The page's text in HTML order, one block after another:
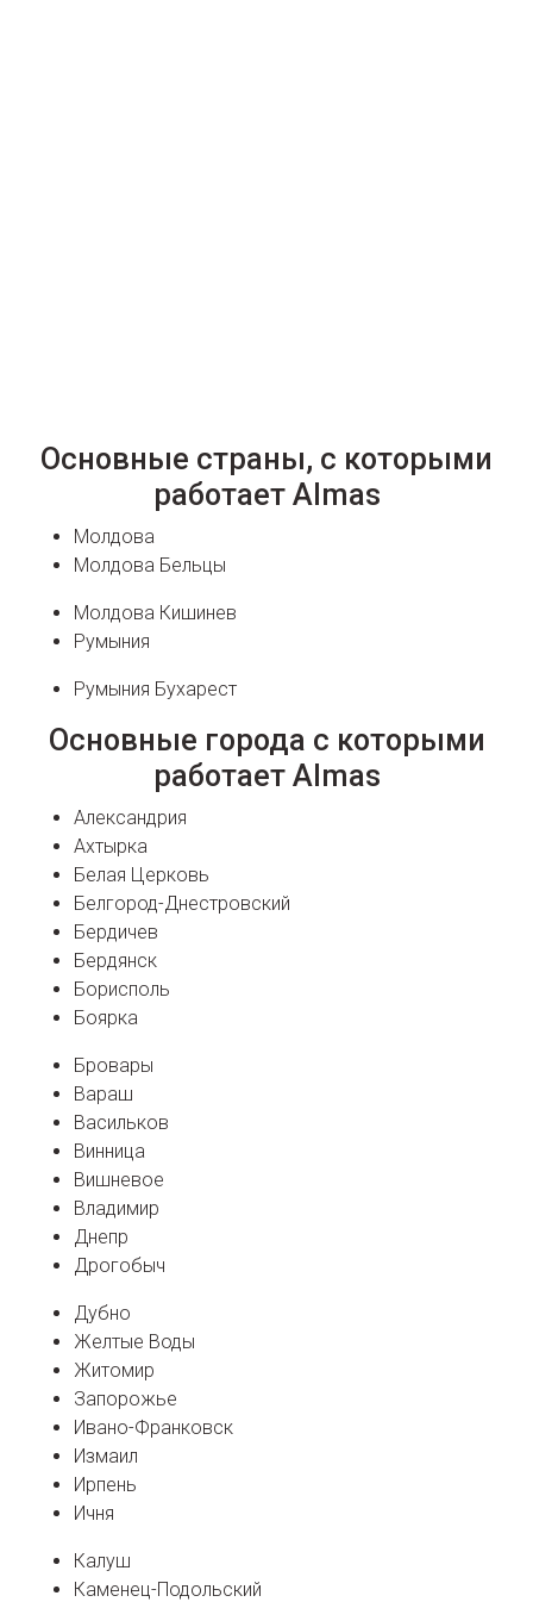
Основные страны, с которыми
работает Almas
Молдова
Молдова Бельцы
Молдова Кишинев
Румыния
Румыния Бухарест
Основные города с которыми
работает Almas
Александрия
Ахтырка
Белая Церковь
Белгород-Днестровский
Бердичев
Бердянск
Борисполь
Боярка
Бровары
Вараш
Васильков
Винница
Вишневое
Владимир
Днепр
Дрогобыч
Дубно
Желтые Воды
Житомир
Запорожье
Ивано-Франковск
Измаил
Ирпень
Ичня
Калуш
Каменец-Подольский